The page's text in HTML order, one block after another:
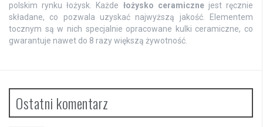
polskim rynku łożysk. Każde łożysko ceramicznejest ręcznie
składane, co pozwala uzyskać najwyższą jakość. Elementem
tocznym są w nich specjalnie opracowane kulki ceramiczne, co
gwarantuje nawet do 8 razy większą żywotność.
Ostatni komentarz